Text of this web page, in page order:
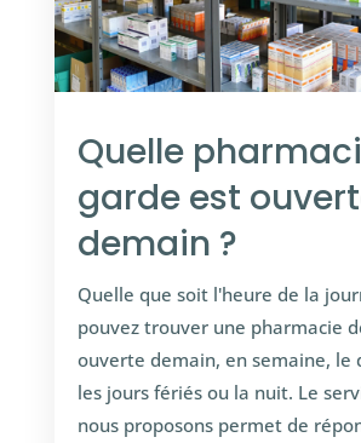
Quelle
garde est
demain ?
Quelle que soit l'heure de la
pouvez trouver une pharmacie
ouverte demain, en semaine, le
les jours fériés ou la nuit. Le
nous proposons permet de